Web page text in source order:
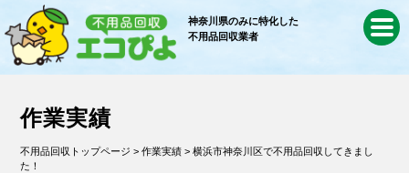
神奈川県のみに特化した
不用品回収業者
作業実績
不用品回収トップページ >作業実績 > 横浜市神奈川区で不用品回収してきまし
た！